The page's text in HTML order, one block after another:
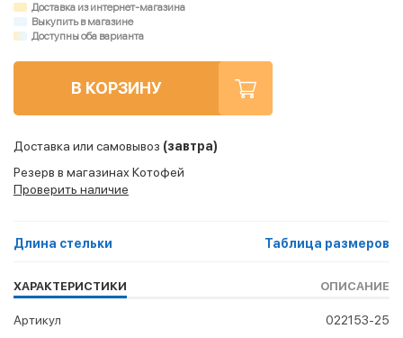
Доставка из интернет-магазина
Выкупить в магазине
Доступны оба варианта
В КОРЗИНУ
Доставка или самовывоз (завтра)
Резерв в магазинах Котофей
Проверить наличие
Длина стельки Таблица размеров
ХАРАКТЕРИСТИКИ ОПИСАНИЕ
Артикул 022153-25